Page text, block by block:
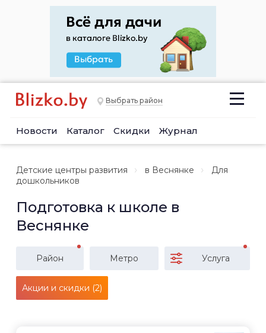
Выбрать район
Новости Каталог Скидки Журнал
Детские центры развития в Веснянке
Для
дошкольников
Подготовка к школе в
Веснянке
Район Метро Услуга
Акции и скидки (2)